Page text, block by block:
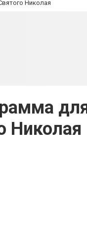
Николая
Николая